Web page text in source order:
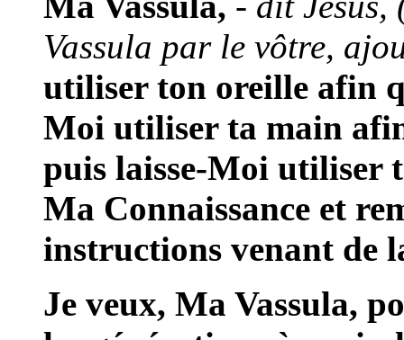
Vassula par le vôtre,
utiliser ton oreille afin
Moi utiliser ta main
puis laisse-Moi utiliser
Ma Connaissance et
instructions venant de
Je veux, Ma Vassula,